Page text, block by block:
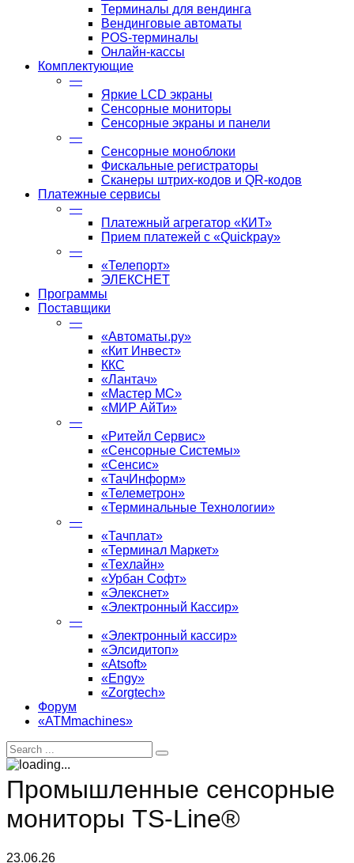
Терминалы для вендинга
Вендинговые автоматы
POS-терминалы
Онлайн-кассы
Комплектующие
—
Яркие LCD экраны
Сенсорные мониторы
Сенсорные экраны и панели
—
Сенсорные моноблоки
Фискальные регистраторы
Сканеры штрих-кодов и QR-кодов
Платежные сервисы
—
Платежный агрегатор «КИТ»
Прием платежей с «Quickpay»
—
«Телепорт»
ЭЛЕКСНЕТ
Программы
Поставщики
—
«Автоматы.ру»
«Кит Инвест»
ККС
«Лантач»
«Мастер МС»
«МИР АйТи»
—
«Ритейл Сервис»
«Сенсорные Системы»
«Сенсис»
«ТачИнформ»
«Телеметрон»
«Терминальные Технологии»
—
«Тачплат»
«Терминал Маркет»
«Техлайн»
«Урбан Софт»
«Элекснет»
«Электронный Кассир»
—
«Электронный кассир»
«Элсидитоп»
«Atsoft»
«Engy»
«Zorgtech»
Форум
«ATMmachines»
Промышленные сенсорные
мониторы TS-Line®
23.06.26